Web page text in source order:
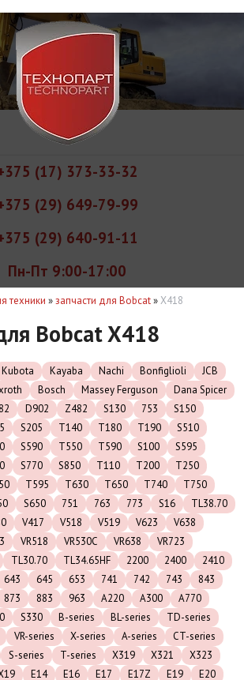
(17) 373-33-32
(29) 649-79-99
(29) 640-91-11
Пн-Пт 9:00-17:00
техники »запчасти для Bobcat»X418
Bobcat X418
Kubota Kayaba Nachi Bonfiglioli
JCB
Bosch Massey Ferguson
Dana Spicer
D902 Z482 S130 753
S150
S205 T140 T180 T190
S510
S590 T550 T590 S100
S595
S770 S850 T110 T200
T250
T595 T630 T650 T740
T750
S650 751 763 773 S16
TL38.70
V417 V518 V519 V623
V638
VR518 VR530C VR638
VR723
TL30.70 TL34.65HF 2200 2400
2410
643 645 653 741 742 743
843
873 883 963 A220 A300
A770
S330 B-series BL-series
TD-series
VR-series X-series A-series
CT-series
S-series T-series X319 X321
X323
E14 E16 E17 E17Z E19
E20